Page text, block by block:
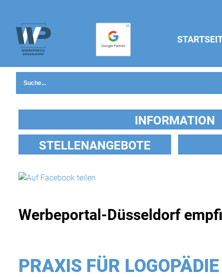
INFORMATION
STELLENANGEBOTE
Werbeportal-Düsseldorf
PRAXIS FÜR